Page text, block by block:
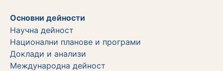
Основни дейности
Научна дейност
Национални планове и програми
Доклади и анализи
Международна дейност